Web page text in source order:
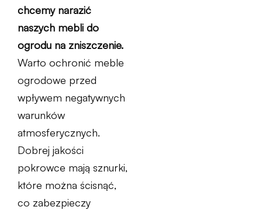
chcemy narazić
naszych mebli do
ogrodu na zniszczenie.
Warto ochronić meble
ogrodowe przed
wpływem negatywnych
warunków
atmosferycznych.
Dobrej jakości
pokrowce mają sznurki,
które można ścisnąć,
co zabezpieczy